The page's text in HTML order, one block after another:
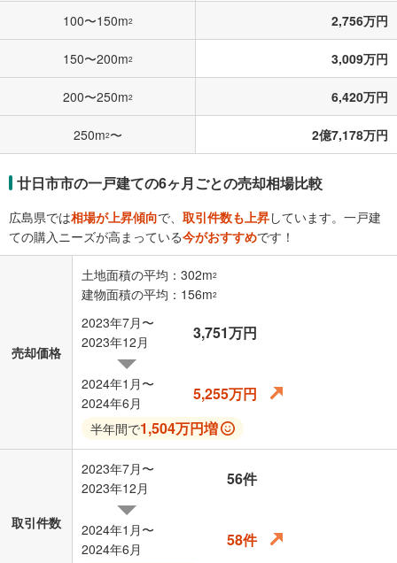
100〜150m2 2,756万円
150〜200m2 3,009万円
200〜250m2 6,420万円
250m2〜 2億7,178万円
廿日市市の一戸建ての6ヶ月ごとの売却相場比較
広島県では相場が上昇傾向で、 取引件数も上昇しています。一戸建
ての購入ニーズが高まっている今がおすすめです！
売却価格
土地面積の平均：302m2
建物面積の平均：156m2
2023年7月〜
2023年12月
3,751万円
2024年1月〜
2024年6月
5,255万円
半年間で1,504万円増
取引件数
2023年7月〜
2023年12月
56件
2024年1月〜
2024年6月
58件